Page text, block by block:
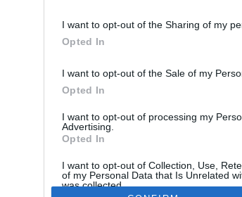
I want to opt-out of the Sharing of my
Opted In
I want to opt-out of the Sale of my
Opted In
I want to opt-out of processing my
Advertising.
Opted In
I want to opt-out of Collection, Use,
of my Personal Data that Is Unrelated
was collected.